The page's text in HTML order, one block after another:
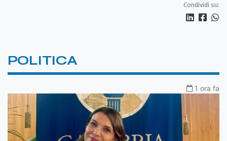
Condividi su:
POLITICA
1 ora fa